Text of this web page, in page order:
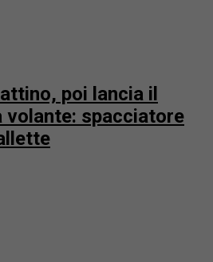
poi lancia il
volante: spacciatore